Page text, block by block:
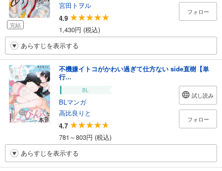
完結
宮田トヲル
4.9
1,430円 (税込)
フォロー
あらすじを表示する
不機嫌イトコがかわい過ぎて仕方ない side直樹【単
行...
BL
BLマンガ
高比良りと
4.7
781～803円 (税込)
試し読み
フォロー
あらすじを表示する